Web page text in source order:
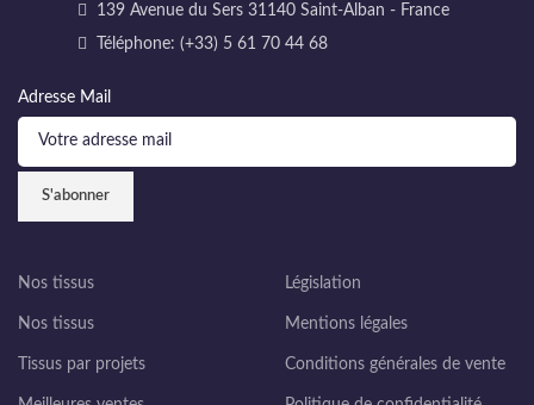
139 Avenue du Sers 31140 Saint-Alban - France
Téléphone: (+33) 5 61 70 44 68
Adresse Mail
Nos tissus
Nos tissus
Tissus par projets
Législation
Mentions légales
Conditions générales de vente